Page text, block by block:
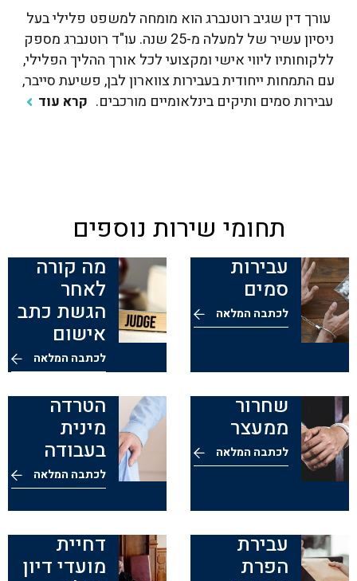
עורך דין שגיב רוטנברג הוא מומחה למשפט פלילי בעל
ניסיון עשיר של למעלה מ-25 שנה. עו"ד רוטנברג מספק
ללקוחותיו ליווי אישי ומקצועי לכל אורך ההליך הפלילי,
עם התמחות ייחודית בעבירות צווארון לבן, פשיעת סייבר,
עבירות סמים ותיקים בינלאומיים מורכבים. קרא עוד
תחומי שירות נוספים
עבירות
סמים
לכתבה המלאה
מה קורה
לאחר
הגשת כתב
אישום
לכתבה המלאה
שחרור
ממעצר
לכתבה המלאה
הטרדה
מינית
בעבודה
לכתבה המלאה
עבירת
הפרת
דחיית
מועדי דיון